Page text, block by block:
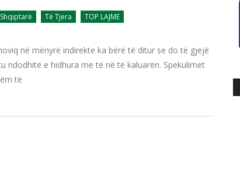
Të Tjera TOP LAJME
në mënyrë indirekte ka bërë të ditur se do të gjejë
ndodhitë e hidhura me të në të kaluarën. Spekulimet
të